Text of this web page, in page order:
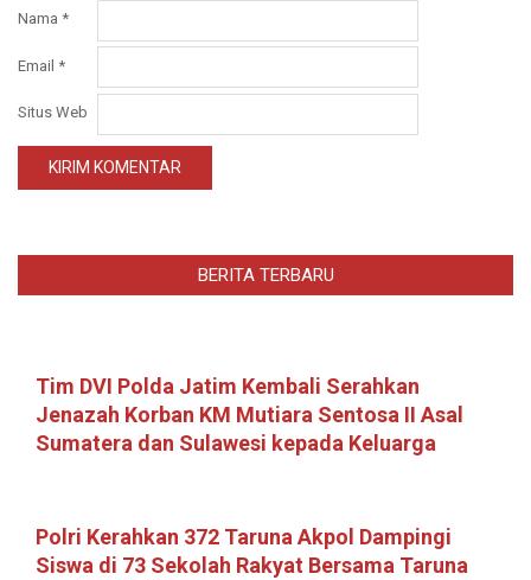
Nama *
Email *
Situs Web
BERITA TERBARU
Tim DVI Polda Jatim Kembali Serahkan
Jenazah Korban KM Mutiara Sentosa II Asal
Sumatera dan Sulawesi kepada Keluarga
Polri Kerahkan 372 Taruna Akpol Dampingi
Siswa di 73 Sekolah Rakyat Bersama Taruna